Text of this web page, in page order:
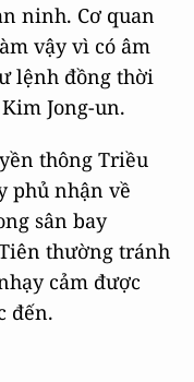
ninh. Cơ quan
vậy vì có âm
lệnh đồng thời
Jong-un.
thông Triều
phủ nhận về
sân bay
thường tránh
cảm được
đến.